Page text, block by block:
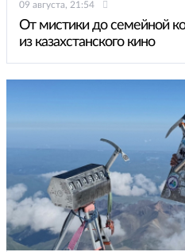
09 августа, 21:54
От мистики до семейной
из казахстанского кино